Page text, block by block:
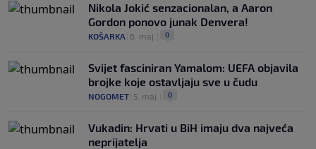
Nikola Jokić senzacionalan, a Aaron
Gordon ponovo junak Denvera!
KOŠARKA 6. maj. 0
Svijet fasciniran Yamalom: UEFA objavila
brojke koje ostavljaju sve u čudu
NOGOMET 5. maj. 0
Vukadin: Hrvati u BiH imaju dva najveća
neprijatelja